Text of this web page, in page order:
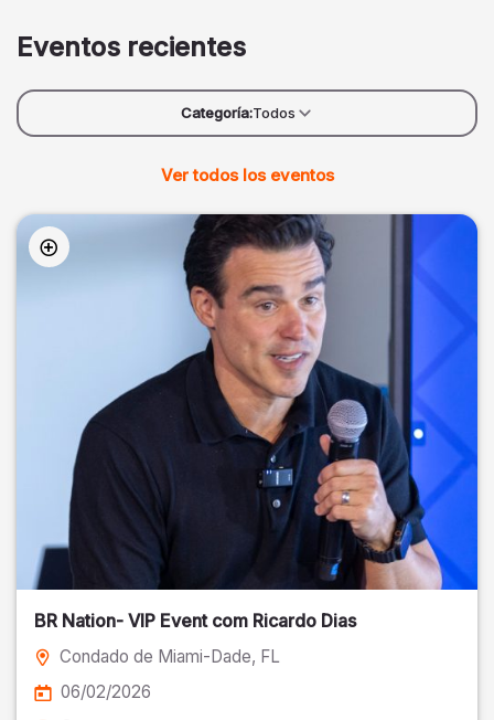
Eventos recientes
Categoría:Todos
Ver todos los eventos
BR Nation- VIP Event com Ricardo Dias
Condado de Miami-Dade, FL
06/02/2026